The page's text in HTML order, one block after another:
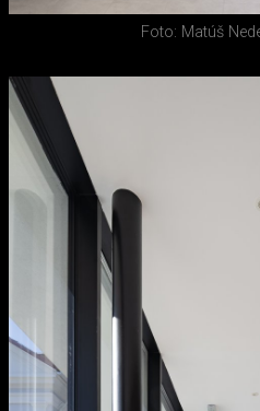
Foto: Matúš